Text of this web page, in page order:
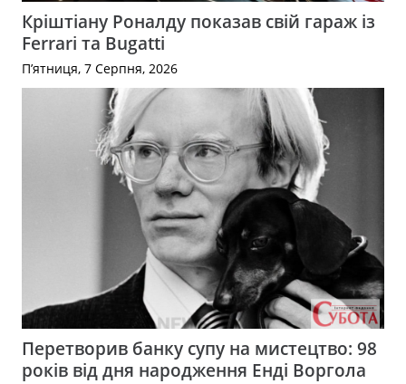
Кріштіану Роналду показав свій гараж із
Ferrari та Bugatti
П’ятниця, 7 Серпня, 2026
Перетворив банку супу на мистецтво: 98
років від дня народження Енді Воргола